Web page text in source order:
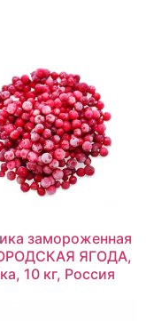
замороженная
ЯГОДА,
10 кг, Россия